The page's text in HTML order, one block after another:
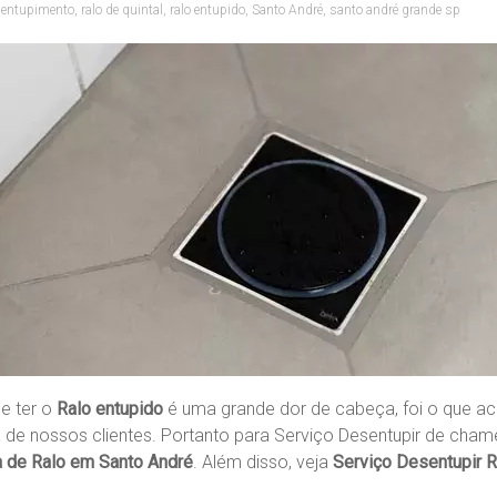
, ralo de quintal , ralo entupido, Santo André, santo andré grande sp
ter o Ralo entupido é uma grande dor de cabeça, foi o que
nossos clientes. Portanto para Serviço Desentupir de
Ralo em Santo André. Além disso, veja Serviço Desentupir